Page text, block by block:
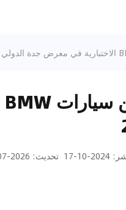
:
2024-10-17 تحديث:
2026-07-30